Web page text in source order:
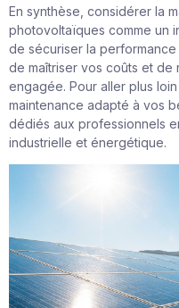
En synthèse, considérer la
photovoltaïques comme un
de sécuriser la
de maîtriser vos coûts et de
engagée. Pour aller plus
maintenance adapté à vos
dédiés aux professionnels
industrielle et énergétique.